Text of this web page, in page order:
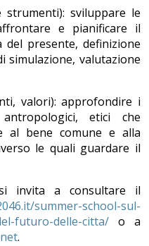
strumenti): sviluppare le
e pianificare il
presente, definizione
valutazione
valori): approfondire i
etici che
al bene comune e alla
le quali guardare il
invita a consultare il
summer-school-sul-
futuro-delle-citta/ o a
.